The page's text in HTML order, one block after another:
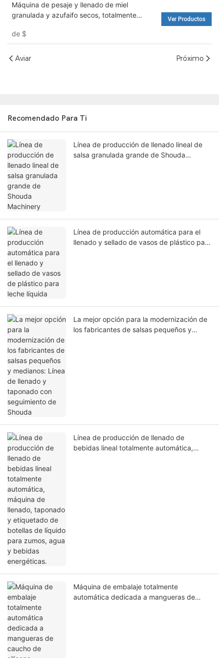
Máquina de pesaje y llenado de miel
granulada y azufaifo secos, totalmente
de $
Ver Productos
Aviar Próximo
Recomendado Para Ti
Línea de producción de llenado lineal de
salsa granulada grande de Shouda
Línea de producción automática para el
llenado y sellado de vasos de plástico para
La mejor opción para la modernización de
los fabricantes de salsas pequeños y
Línea de producción de llenado de
bebidas lineal totalmente automática,
Máquina de embalaje totalmente
automática dedicada a mangueras de